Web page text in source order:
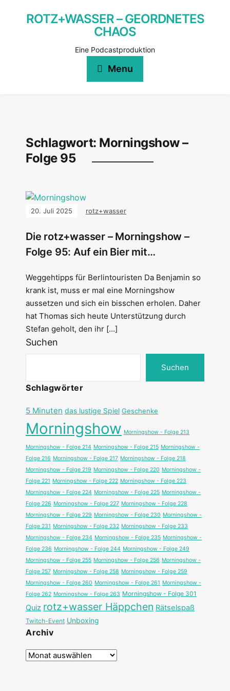
ROTZ+WASSER – GEORDNETES
CHAOS
Eine Podcastproduktion
Menu
Schlagwort: Morningshow –
Folge 95
20. Juli 2025 rotz+wasser
Die rotz+wasser – Morningshow –
Folge 95: Auf ein Bier mit…
Weggehtipps für Berlintouristen Da Benjamin so
krank ist, muss er mal eine Morningshow
aussetzen und sich ein bisschen erholen. Daher
hat Thomas sich heute Unterstützung durch
Stefan geholt, den ihr […]
Suchen
Suchen
Schlagwörter
5 Minuten das lustige Spiel Geschenke
Morningshow Morningshow - Folge 213
Morningshow - Folge 214 Morningshow - Folge 215 Morningshow -
Folge 216 Morningshow - Folge 217 Morningshow - Folge 218
Morningshow - Folge 219 Morningshow - Folge 220 Morningshow -
Folge 221 Morningshow - Folge 222 Morningshow - Folge 223
Morningshow - Folge 224 Morningshow - Folge 225 Morningshow -
Folge 226 Morningshow - Folge 227 Morningshow - Folge 228
Morningshow - Folge 229 Morningshow - Folge 230 Morningshow -
Folge 231 Morningshow - Folge 232 Morningshow - Folge 233
Morningshow - Folge 234 Morningshow - Folge 235 Morningshow -
Folge 236 Morningshow - Folge 244 Morningshow - Folge 249
Morningshow - Folge 255 Morningshow - Folge 256 Morningshow -
Folge 257 Morningshow - Folge 258 Morningshow - Folge 259
Morningshow - Folge 260 Morningshow - Folge 261 Morningshow -
Folge 262 Morningshow - Folge 263 Morningshow - Folge 301
Quiz rotz+wasser Häppchen Rätselspaß
Twitch-Event Unboxing
Archiv